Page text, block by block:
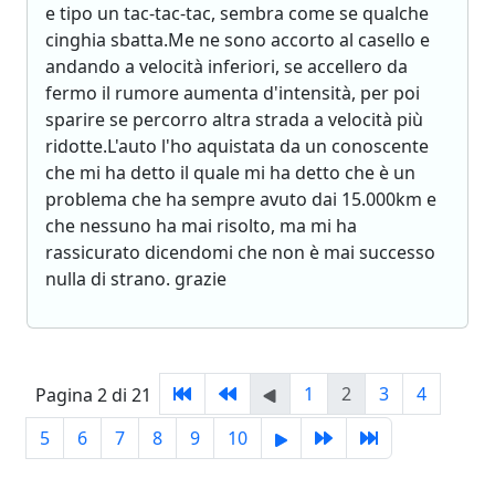
e tipo un tac-tac-tac, sembra come se qualche
cinghia sbatta.Me ne sono accorto al casello e
andando a velocità inferiori, se accellero da
fermo il rumore aumenta d'intensità, per poi
sparire se percorro altra strada a velocità più
ridotte.L'auto l'ho aquistata da un conoscente
che mi ha detto il quale mi ha detto che è un
problema che ha sempre avuto dai 15.000km e
che nessuno ha mai risolto, ma mi ha
rassicurato dicendomi che non è mai successo
nulla di strano. grazie
Pagina 2 di 21 1 2 3
4
5
6 7 8 9 10